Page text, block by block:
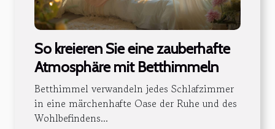
So kreieren Sie eine zauberhafte
Atmosphäre mit Betthimmeln
Betthimmel verwandeln jedes Schlafzimmer
in eine märchenhafte Oase der Ruhe und des
Wohlbefindens...